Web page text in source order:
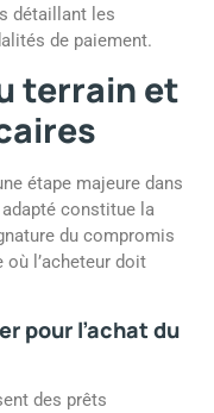
détaillant les
de paiement.
terrain et
étape majeure dans
constitue la
du compromis
où l’acheteur doit
pour l’achat du
des prêts